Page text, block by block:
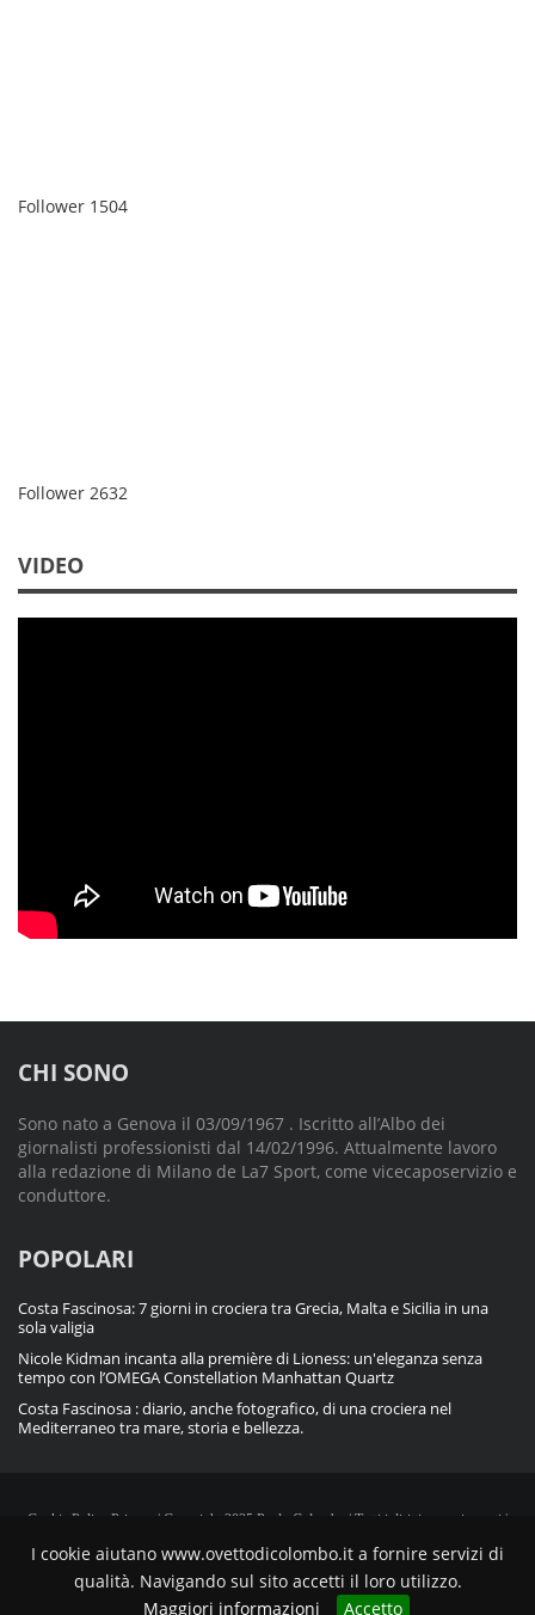
I cookie aiutano www.ovettodicolombo.it a fornire servizi di
qualità. Navigando sul sito accetti il loro utilizzo.
Maggiori informazioni
Accetto
Follower 1504
Follower 2632
VIDEO
CHI SONO
Sono nato a Genova il 03/09/1967 . Iscritto all’Albo dei
giornalisti professionisti dal 14/02/1996. Attualmente lavoro
alla redazione di Milano de La7 Sport, come vicecaposervizio e
conduttore.
POPOLARI
Costa Fascinosa: 7 giorni in crociera tra Grecia, Malta e Sicilia in una
sola valigia
Nicole Kidman incanta alla première di Lioness: un'eleganza senza
tempo con l’OMEGA Constellation Manhattan Quartz
Costa Fascinosa : diario, anche fotografico, di una crociera nel
Mediterraneo tra mare, storia e bellezza.
Cookie Policy Privacy
| Copyright 2025 Paolo Colombo | Tutti i diritti sono riservati |